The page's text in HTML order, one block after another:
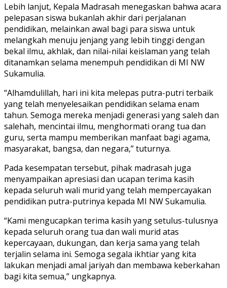
Lebih lanjut, Kepala Madrasah menegaskan bahwa acara
pelepasan siswa bukanlah akhir dari perjalanan
pendidikan, melainkan awal bagi para siswa untuk
melangkah menuju jenjang yang lebih tinggi dengan
bekal ilmu, akhlak, dan nilai-nilai keislaman yang telah
ditanamkan selama menempuh pendidikan di MI NW
Sukamulia.
“Alhamdulillah, hari ini kita melepas putra-putri terbaik
yang telah menyelesaikan pendidikan selama enam
tahun. Semoga mereka menjadi generasi yang saleh dan
salehah, mencintai ilmu, menghormati orang tua dan
guru, serta mampu memberikan manfaat bagi agama,
masyarakat, bangsa, dan negara,” tuturnya.
Pada kesempatan tersebut, pihak madrasah juga
menyampaikan apresiasi dan ucapan terima kasih
kepada seluruh wali murid yang telah mempercayakan
pendidikan putra-putrinya kepada MI NW Sukamulia.
“Kami mengucapkan terima kasih yang setulus-tulusnya
kepada seluruh orang tua dan wali murid atas
kepercayaan, dukungan, dan kerja sama yang telah
terjalin selama ini. Semoga segala ikhtiar yang kita
lakukan menjadi amal jariyah dan membawa keberkahan
bagi kita semua,” ungkapnya.